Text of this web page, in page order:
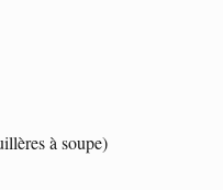
à soupe)